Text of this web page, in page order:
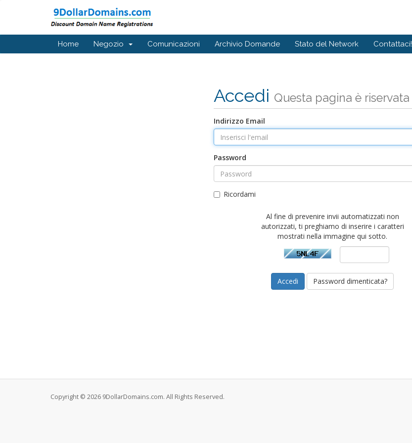
Home Negozio Comunicazioni Archivio Domande Stato del Network Contattaci!
Accedi Questa pagina è riservata
Indirizzo Email
Password
Ricordami
Al fine di prevenire invii automatizzati non
autorizzati, ti preghiamo di inserire i caratteri
mostrati nella immagine qui sotto.
Password dimenticata?
Copyright © 2026 9DollarDomains.com. All Rights Reserved.